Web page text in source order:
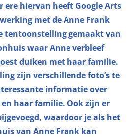
ere hiervan heeft Google Arts
met de Anne Frank
tentoonstelling gemaakt van
waar Anne verbleef
duiken met haar familie.
zijn verschillende foto’s te
informatie over
haar familie. Ook zijn er
waardoor je als het
van Anne Frank kan